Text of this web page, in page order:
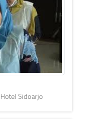
Sidoarjo